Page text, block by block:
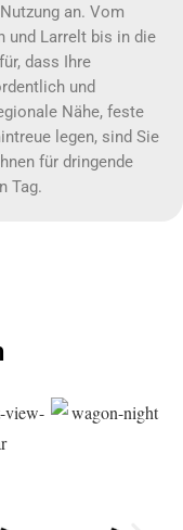
an. Vom
und Larrelt bis in die
dass Ihre
und
Nähe, feste
legen, sind Sie
für dringende
Tag.